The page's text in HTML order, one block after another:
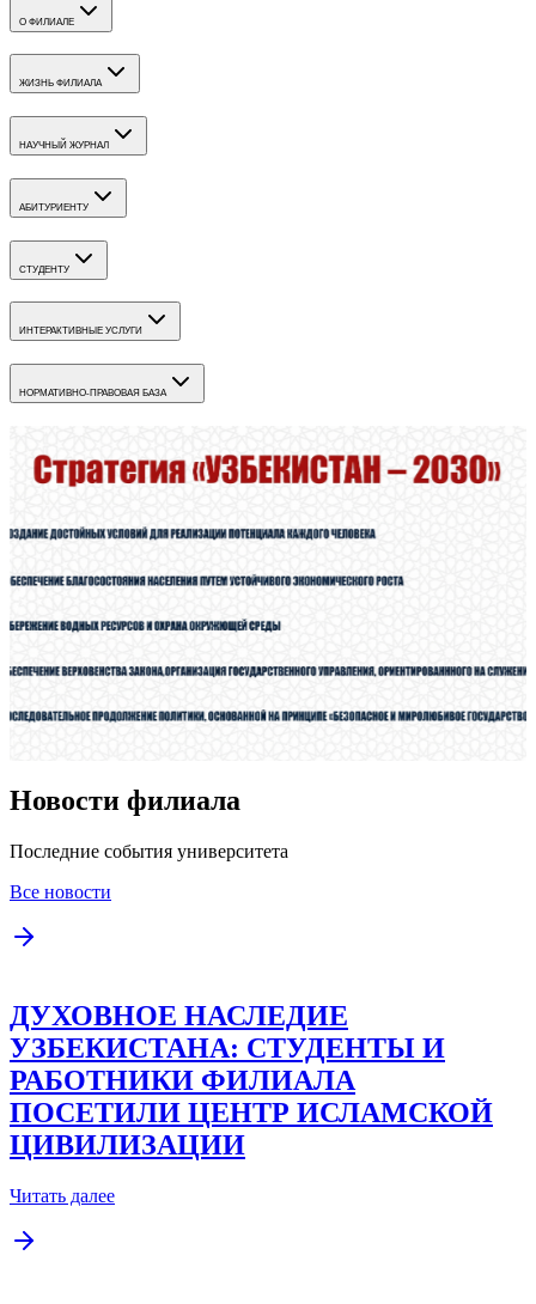
О ФИЛИАЛЕ
ЖИЗНЬ ФИЛИАЛА
НАУЧНЫЙ ЖУРНАЛ
АБИТУРИЕНТУ
СТУДЕНТУ
ИНТЕРАКТИВНЫЕ УСЛУГИ
НОРМАТИВНО-ПРАВОВАЯ БАЗА
Новости филиала
Последние события университета
Все новости
ДУХОВНОЕ НАСЛЕДИЕ
УЗБЕКИСТАНА: СТУДЕНТЫ И
РАБОТНИКИ ФИЛИАЛА
ПОСЕТИЛИ ЦЕНТР ИСЛАМСКОЙ
ЦИВИЛИЗАЦИИ
Читать далее